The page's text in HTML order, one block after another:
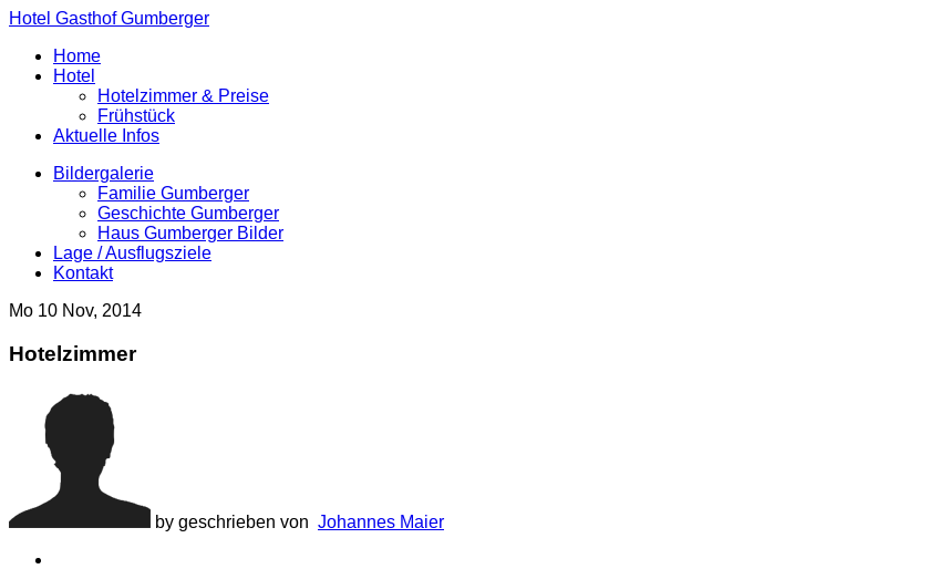
Hotel Gasthof Gumberger
Home
Hotel
Hotelzimmer & Preise
Frühstück
Aktuelle Infos
Bildergalerie
Familie Gumberger
Geschichte Gumberger
Haus Gumberger Bilder
Lage / Ausflugsziele
Kontakt
Mo 10 Nov, 2014
Hotelzimmer
by geschrieben von Johannes Maier